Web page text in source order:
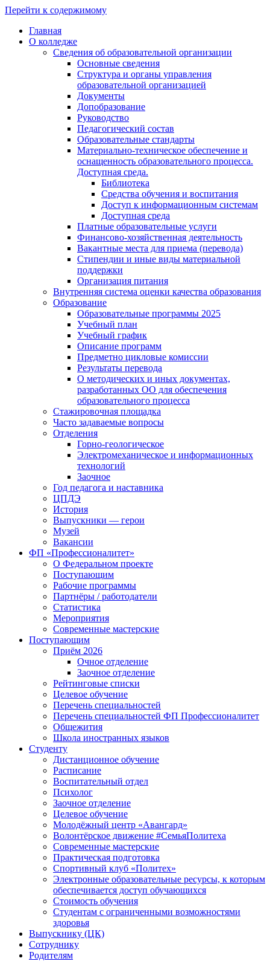
Перейти к содержимому
Главная
О колледже
Сведения об образовательной организации
Основные сведения
Структура и органы управления
образовательной организацией
Документы
Допобразование
Руководство
Педагогический состав
Образовательные стандарты
Материально-техническое обеспечение и
оснащенность образовательного процесса.
Доступная среда.
Библиотека
Средства обучения и воспитания
Доступ к информационным системам
Доступная среда
Платные образовательные услуги
Финансово-хозяйственная деятельность
Вакантные места для приема (перевода)
Стипендии и иные виды материальной
поддержки
Организация питания
Внутренняя система оценки качества образования
Образование
Образовательные программы 2025
Учебный план
Учебный график
Описание программ
Предметно цикловые комиссии
Результаты перевода
О методических и иных документах,
разработанных ОО для обеспечения
образовательного процесса
Стажировочная площадка
Часто задаваемые вопросы
Отделения
Горно-геологическое
Электромеханическое и информационных
технологий
Заочное
Год педагога и наставника
ЦПДЭ
История
Выпускники — герои
Музей
Вакансии
ФП «Профессионалитет»
О Федеральном проекте
Поступающим
Рабочие программы
Партнёры / работодатели
Статистика
Мероприятия
Современные мастерские
Поступающим
Приём 2026
Очное отделение
Заочное отделение
Рейтинговые списки
Целевое обучение
Перечень специальностей
Перечень специальностей ФП Профессионалитет
Общежития
Школа иностранных языков
Студенту
Дистанционное обучение
Расписание
Воспитательный отдел
Психолог
Заочное отделение
Целевое обучение
Молодёжный центр «Авангард»
Волонтёрское движение #СемьяПолитеха
Современные мастерские
Практическая подготовка
Спортивный клуб «Политех»
Электронные образовательные ресурсы, к которым
обеспечивается доступ обучающихся
Стоимость обучения
Студентам с ограниченными возможностями
здоровья
Выпускнику (ЦК)
Сотруднику
Родителям